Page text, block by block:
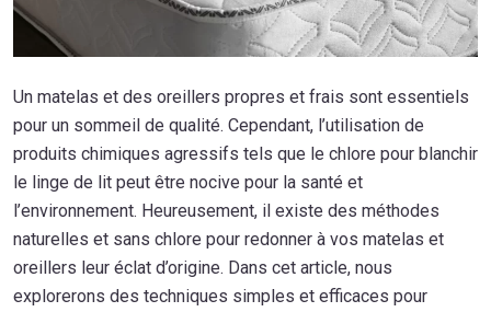
Un matelas et des oreillers propres et frais sont essentiels
pour un sommeil de qualité. Cependant, l’utilisation de
produits chimiques agressifs tels que le chlore pour blanchir
le linge de lit peut être nocive pour la santé et
l’environnement. Heureusement, il existe des méthodes
naturelles et sans chlore pour redonner à vos matelas et
oreillers leur éclat d’origine. Dans cet article, nous
explorerons des techniques simples et efficaces pour